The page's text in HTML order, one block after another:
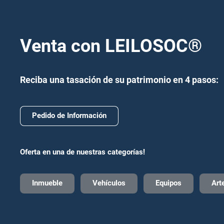
Venta con LEILOSOC®
Reciba una tasación de su patrimonio en 4 pasos:
Pedido de Información
Oferta en una de nuestras categorías!
Inmueble Vehículos Equipos